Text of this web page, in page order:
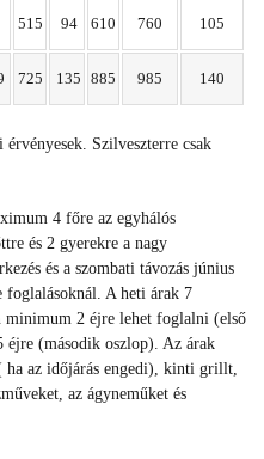
515 94 610 760 105
725 135 885 985 140
Szilveszterre csak
4 főre az egyhálós
és 2 gyerekre a nagy
és a szombati távozás június
A heti árak 7
minimum 2 éjre lehet foglalni (első
éjre (második oszlop). Az árak
ha az időjárás engedi), kinti grillt,
az ágyneműket és